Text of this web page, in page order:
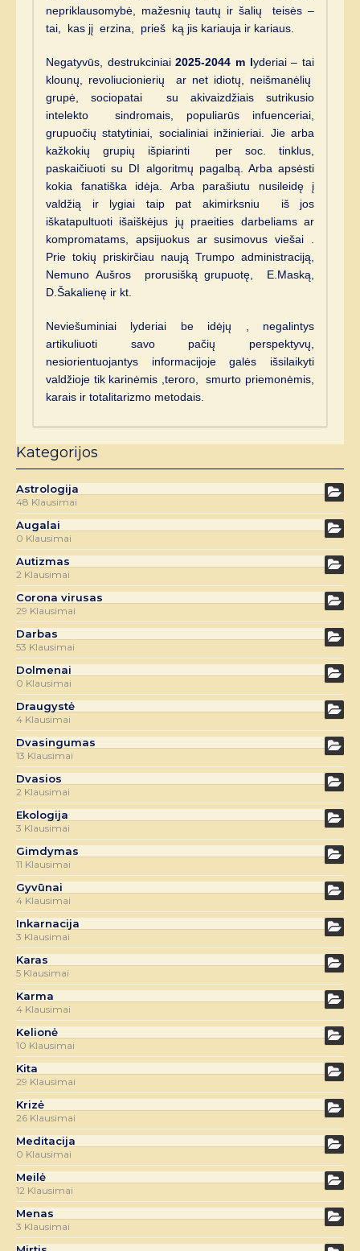
nepriklausomybė, mažesnių tautų ir šalių teisės –
tai, kas jį erzina, prieš ką jis kariauja ir kariaus.
Negatyvūs, destrukciniai2025-2044 m lyderiai – tai
klounų, revoliucionierių ar net idiotų, neišmanėlių
grupė, sociopatai su akivaizdžiais sutrikusio
intelekto sindromais, populiarūs infuenceriai,
grupuočių statytiniai, socialiniai inžinieriai. Jie arba
kažkokių grupių išpiarinti per soc. tinklus,
paskaičiuoti su DI algoritmų pagalbą. Arba apsėsti
kokia fanatiška idėja. Arba parašiutu nusileidę į
valdžią ir lygiai taip pat akimirksniu iš jos
iškatapultuoti išaiškėjus jų praeities darbeliams ar
kompromatams, apsijuokus ar susimovus viešai .
Prie tokių priskirčiau naują Trumpo administraciją,
Nemuno Aušros prorusišką grupuotę, E.Maską,
D.Šakalienę ir kt.
Neviešuminiai lyderiai be idėjų , negalintys
artikuliuoti savo pačių perspektyvų,
nesiorientuojantys informacijoje galės išsilaikyti
valdžioje tik karinėmis ,teroro, smurto priemonėmis,
karais ir totalitarizmo metodais.
Kategorijos
Astrologija
48 Klausimai
Augalai
0 Klausimai
Autizmas
2 Klausimai
Corona virusas
29 Klausimai
Darbas
53 Klausimai
Dolmenai
0 Klausimai
Draugystė
4 Klausimai
Dvasingumas
13 Klausimai
Dvasios
2 Klausimai
Ekologija
3 Klausimai
Gimdymas
11 Klausimai
Gyvūnai
4 Klausimai
Inkarnacija
3 Klausimai
Karas
5 Klausimai
Karma
4 Klausimai
Kelionė
10 Klausimai
Kita
29 Klausimai
Krizė
26 Klausimai
Meditacija
0 Klausimai
Meilė
12 Klausimai
Menas
3 Klausimai